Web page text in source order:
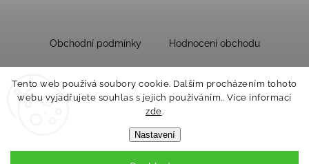
Tento web používá soubory cookie. Dalším procházením tohoto
webu vyjadřujete souhlas s jejich používáním.. Více informací
zde.
Nastavení
Obchodní podmínky Hodnocení obchodu